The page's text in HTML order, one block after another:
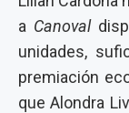
a Canoval
unidades,
premiación
que Alondra